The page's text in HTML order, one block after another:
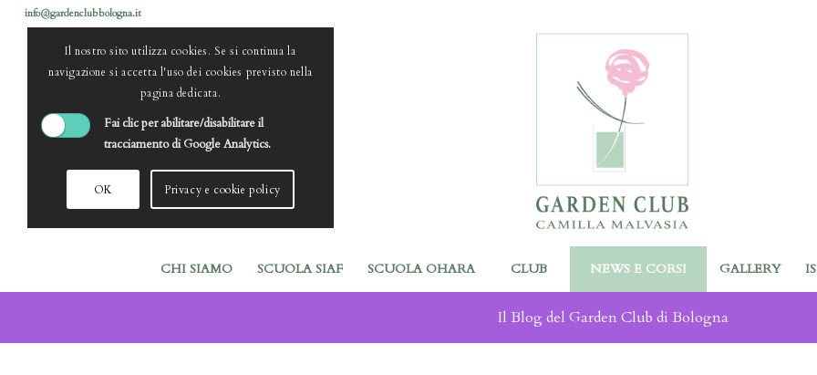
info@gardenclubbologna.it
CHI SIAMO SCUOLA SIAF SCUOLA OHARA CLUB NEWS E CORSI GALLERY
Il Blog del Garden Club di Bologna
Il nostro sito utilizza cookies. Se si continua la
navigazione si accetta l'uso dei cookies previsto nella
pagina dedicata.
Fai clic per abilitare/disabilitare il
tracciamento di Google Analytics.
OK Privacy e cookie policy